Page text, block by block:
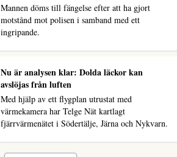
Mannen döms till fängelse efter att ha gjort
motstånd mot polisen i samband med ett
ingripande.
Nu är analysen klar: Dolda läckor kan
avslöjas från luften
Med hjälp av ett flygplan utrustat med
värmekamera har Telge Nät kartlagt
fjärrvärmenätet i Södertälje, Järna och Nykvarn.